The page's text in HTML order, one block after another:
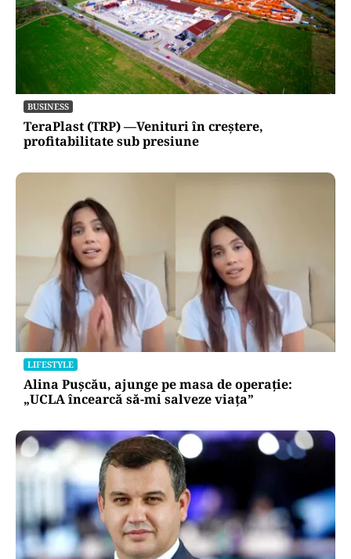
BUSINESS
TeraPlast (TRP) —Venituri în creștere,
profitabilitate sub presiune
LIFESTYLE
Alina Pușcău, ajunge pe masa de operație:
„UCLA încearcă să-mi salveze viața”